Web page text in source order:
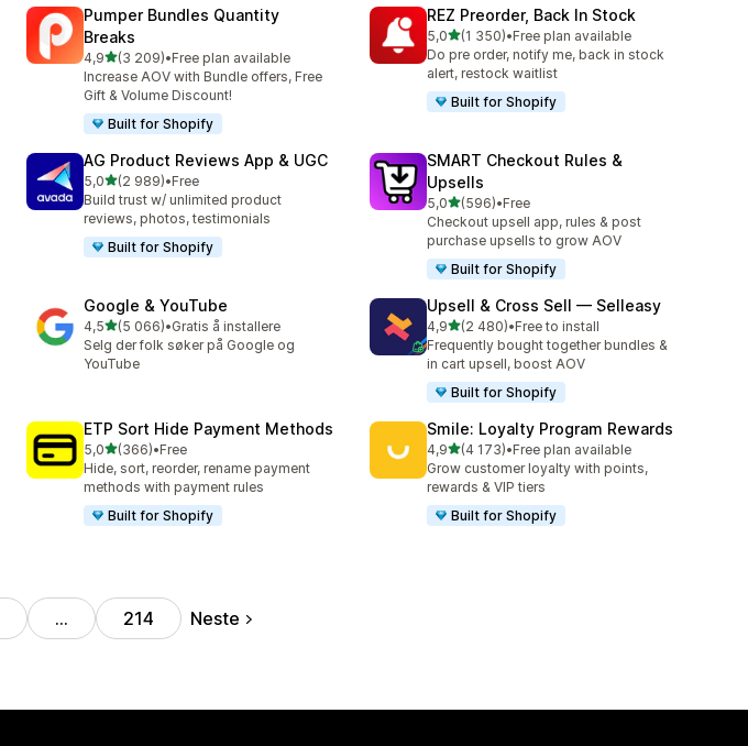
Pumper Bundles Quantity
Breaks
4,9av 5 stjerner
(3 209)
Totalt 3209 omtaler
•Free plan available
Increase AOV with Bundle offers, Free
Gift & Volume Discount!
Built for Shopify
REZ Preorder, Back In Stock
5,0av 5 stjerner
(1 350)
Totalt 1350 omtaler
•Free plan available
Do pre order, notify me, back in stock
alert, restock waitlist
Built for Shopify
AG Product Reviews App & UGC
5,0av 5 stjerner
(2 989)
Totalt 2989 omtaler
•Free
Build trust w/ unlimited product
reviews, photos, testimonials
Built for Shopify
SMART Checkout Rules &
Upsells
5,0av 5 stjerner
(596)
Totalt 596 omtaler
•Free
Checkout upsell app, rules & post
purchase upsells to grow AOV
Built for Shopify
Google & YouTube
4,5av 5 stjerner
(5 066)
Totalt 5066 omtaler
•Gratis å installere
Selg der folk søker på Google og
YouTube
Upsell & Cross Sell — Selleasy
4,9av 5 stjerner
(2 480)
Totalt 2480 omtaler
•Free to install
Frequently bought together bundles &
in cart upsell, boost AOV
Built for Shopify
ETP Sort Hide Payment Methods
5,0av 5 stjerner
(366)
Totalt 366 omtaler
•Free
Hide, sort, reorder, rename payment
methods with payment rules
Built for Shopify
Smile: Loyalty Program Rewards
4,9av 5 stjerner
(4 173)
Totalt 4173 omtaler
•Free plan available
Grow customer loyalty with points,
rewards & VIP tiers
Built for Shopify
… 214 Neste